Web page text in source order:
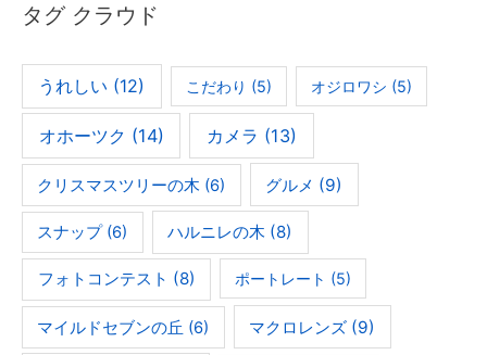
タグ クラウド
うれしい (12) こだわり (5) オジロワシ (5)
オホーツク (14) カメラ (13)
クリスマスツリーの木 (6) グルメ (9)
スナップ(6) ハルニレの木 (8)
フォトコンテスト (8) ポートレート (5)
マイルドセブンの丘 (6) マクロレンズ (9)